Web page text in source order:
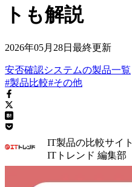
トも解説
2026年05月28日 最終更新
安否確認システムの製品一覧
#製品比較#その他
IT製品の比較サイト
ITトレンド 編集部